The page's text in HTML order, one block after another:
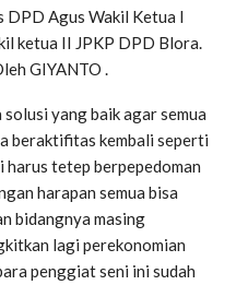
DPD Agus Wakil Ketua I
ketua II JPKP DPD Blora.
GIYANTO .
yang baik agar semua
beraktifitas kembali seperti
harus tetep berpepedoman
harapan semua bisa
bidangnya masing
lagi perekonomian
penggiat seni ini sudah